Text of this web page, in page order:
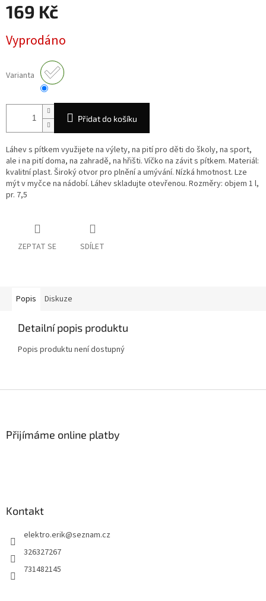
169 Kč
cena:
Vyprodáno
Varianta
Přidat do košíku
Láhev s pítkem využijete na výlety, na pití pro děti do školy, na sport,
ale i na pití doma, na zahradě, na hřišti. Víčko na závit s pítkem. Materiál:
kvalitní plast. Široký otvor pro plnění a umývání. Nízká hmotnost. Lze
mýt v myčce na nádobí. Láhev skladujte otevřenou. Rozměry: objem 1 l,
pr. 7,5
ZEPTAT SE SDÍLET
Popis Diskuze
Detailní popis produktu
Popis produktu není dostupný
Přijímáme online platby
Kontakt
elektro.erik@seznam.cz
326327267
731482145